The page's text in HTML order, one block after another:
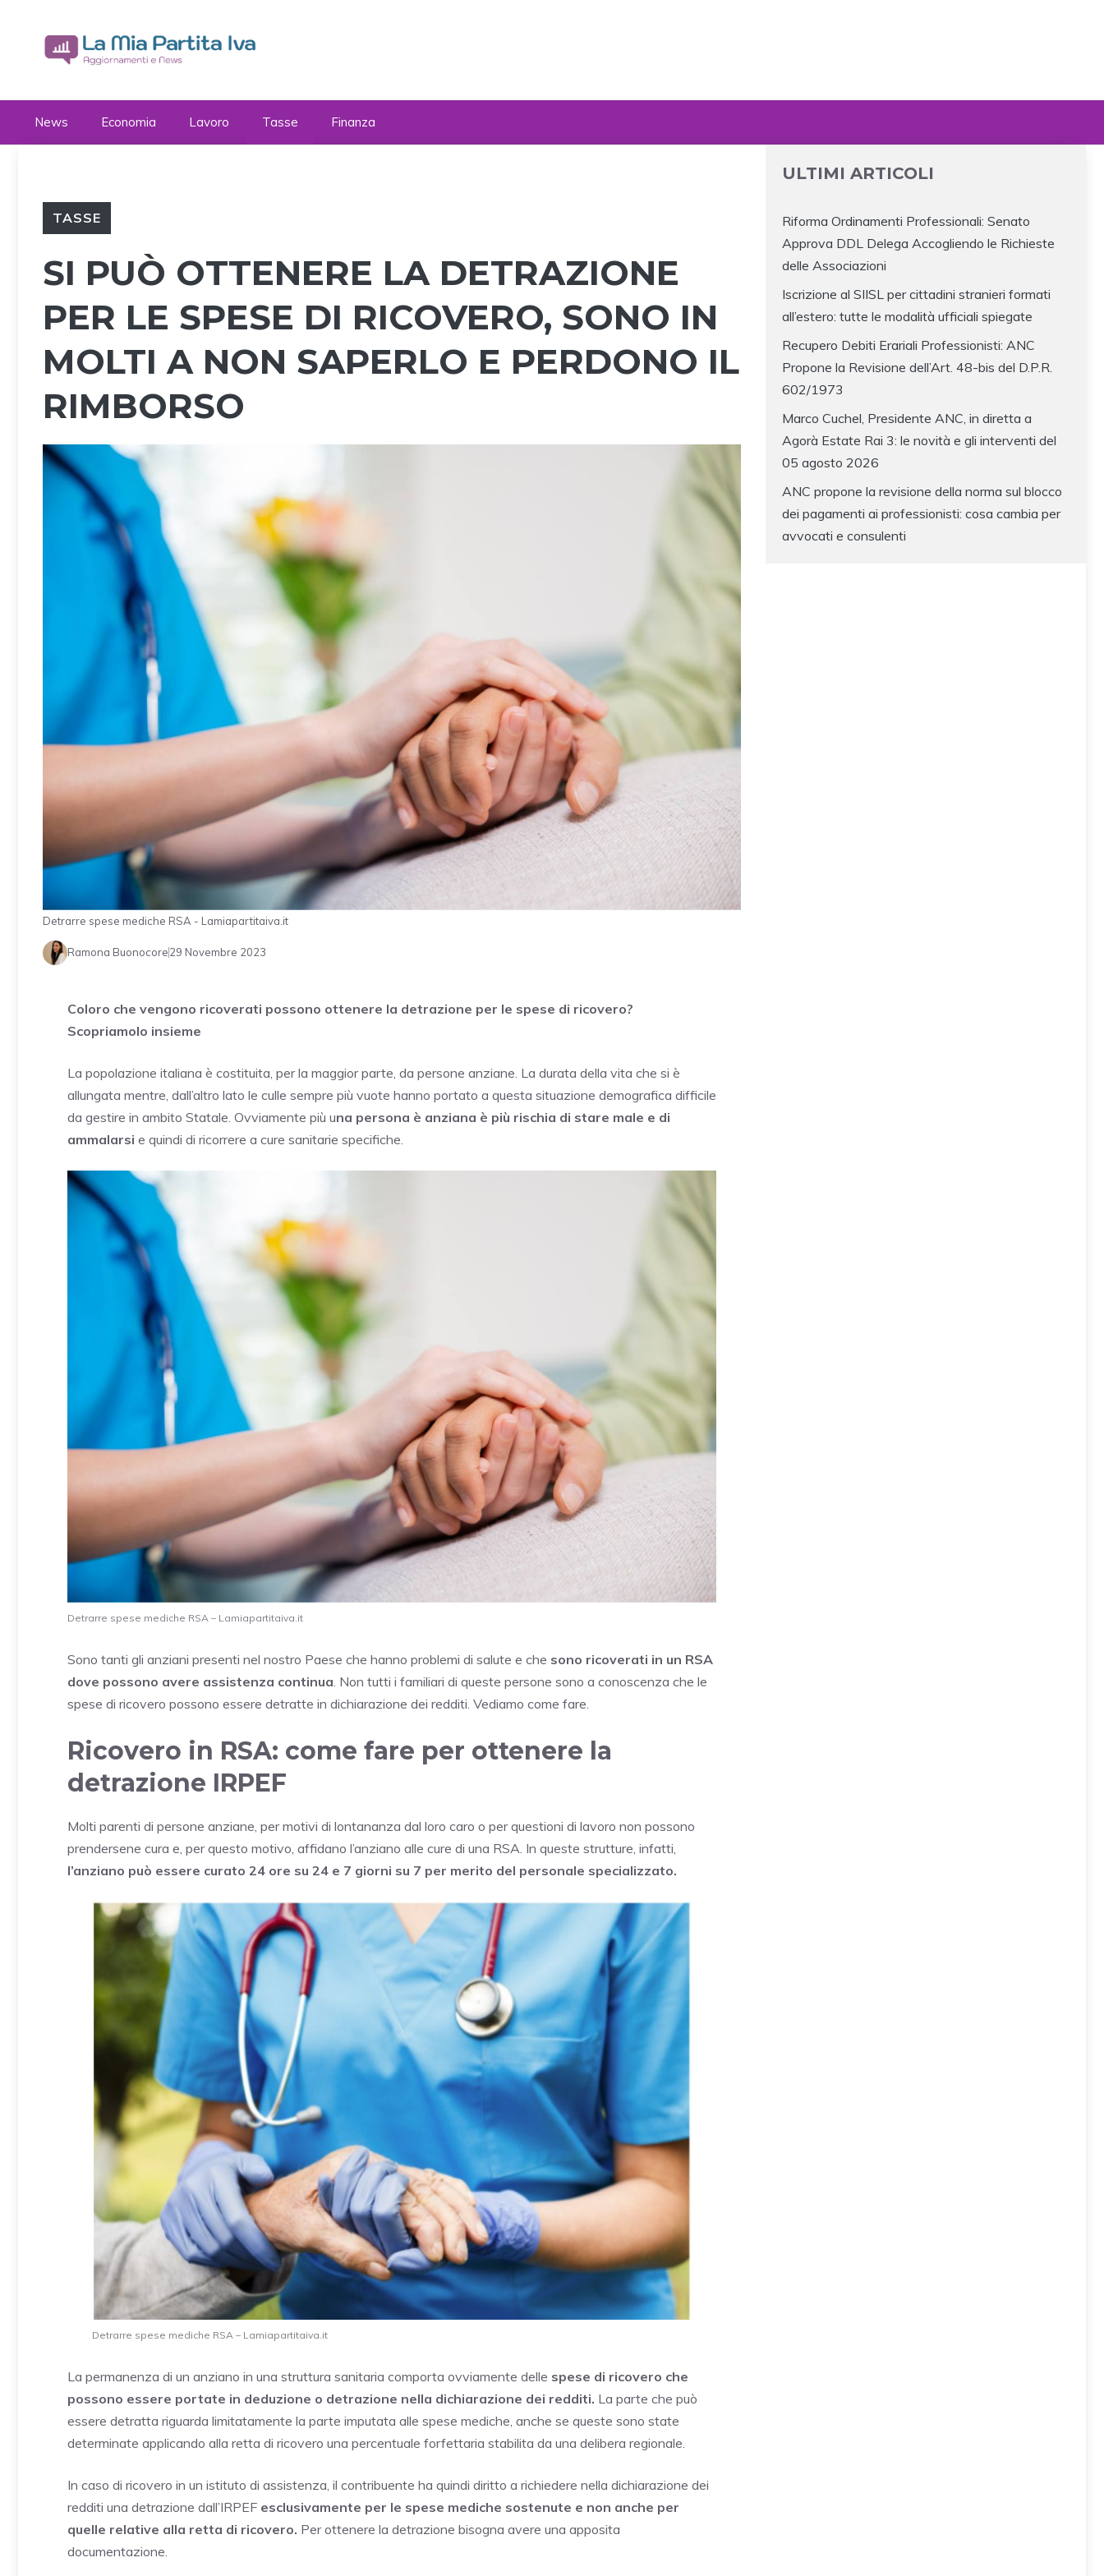
contenuto
News Economia Lavoro Tasse Finanza
TASSE
SI PUÒ OTTENERE LA DETRAZIONE
PER LE SPESE DI RICOVERO, SONO IN
MOLTI A NON SAPERLO E PERDONO IL
RIMBORSO
Detrarre spese mediche RSA - Lamiapartitaiva.it
Ramona Buonocore29 Novembre 2023
Coloro che vengono ricoverati possono ottenere la detrazione per le spese di ricovero?
Scopriamolo insieme
La popolazione italiana è costituita, per la maggior parte, da persone anziane. La durata della vita che si è
allungata mentre, dall’altro lato le culle sempre più vuote hanno portato a questa situazione demografica difficile
da gestire in ambito Statale. Ovviamente più una persona è anziana è più rischia di stare male e di
ammalarsi e quindi di ricorrere a cure sanitarie specifiche.
Detrarre spese mediche RSA – Lamiapartitaiva.it
Sono tanti gli anziani presenti nel nostro Paese che hanno problemi di salute e che sono ricoverati in un RSA
dove possono avere assistenza continua. Non tutti i familiari di queste persone sono a conoscenza che le
spese di ricovero possono essere detratte in dichiarazione dei redditi. Vediamo come fare.
Ricovero in RSA: come fare per ottenere la
detrazione IRPEF
Molti parenti di persone anziane, per motivi di lontananza dal loro caro o per questioni di lavoro non possono
prendersene cura e, per questo motivo, affidano l’anziano alle cure di una RSA. In queste strutture, infatti,
l’anziano può essere curato 24 ore su 24 e 7 giorni su 7 per merito del personale specializzato.
Detrarre spese mediche RSA – Lamiapartitaiva.it
La permanenza di un anziano in una struttura sanitaria comporta ovviamente delle spese di ricovero che
possono essere portate in deduzione o detrazione nella dichiarazione dei redditi. La parte che può
essere detratta riguarda limitatamente la parte imputata alle spese mediche, anche se queste sono state
determinate applicando alla retta di ricovero una percentuale forfettaria stabilita da una delibera regionale.
In caso di ricovero in un istituto di assistenza, il contribuente ha quindi diritto a richiedere nella dichiarazione dei
redditi una detrazione dall’IRPEF esclusivamente per le spese mediche sostenute e non anche per
quelle relative alla retta di ricovero. Per ottenere la detrazione bisogna avere una apposita
documentazione.
ULTIMI ARTICOLI
Riforma Ordinamenti Professionali: Senato
Approva DDL Delega Accogliendo le Richieste
delle Associazioni
Iscrizione al SIISL per cittadini stranieri formati
all’estero: tutte le modalità ufficiali spiegate
Recupero Debiti Erariali Professionisti: ANC
Propone la Revisione dell’Art. 48-bis del D.P.R.
602/1973
Marco Cuchel, Presidente ANC, in diretta a
Agorà Estate Rai 3: le novità e gli interventi del
05 agosto 2026
ANC propone la revisione della norma sul blocco
dei pagamenti ai professionisti: cosa cambia per
avvocati e consulenti